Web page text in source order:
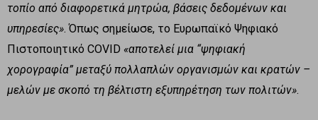
τοπίο από διαφορετικά μητρώα, βάσεις δεδομένων και
υπηρεσίες». Όπως σημείωσε, το Ευρωπαϊκό Ψηφιακό
Πιστοποιητικό COVID «αποτελεί μια “ψηφιακή
χορογραφία” μεταξύ πολλαπλών οργανισμών και κρατών –
μελών με σκοπό τη βέλτιστη εξυπηρέτηση των πολιτών».